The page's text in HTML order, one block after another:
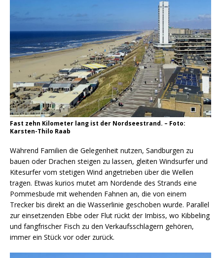
Fast zehn Kilometer lang ist der Nordseestrand. – Foto:
Karsten-Thilo Raab
Während Familien die Gelegenheit nutzen, Sandburgen zu
bauen oder Drachen steigen zu lassen, gleiten Windsurfer und
Kitesurfer vom stetigen Wind angetrieben über die Wellen
tragen. Etwas kurios mutet am Nordende des Strands eine
Pommesbude mit wehenden Fahnen an, die von einem
Trecker bis direkt an die Wasserlinie geschoben wurde. Parallel
zur einsetzenden Ebbe oder Flut rückt der Imbiss, wo Kibbeling
und fangfrischer Fisch zu den Verkaufsschlagern gehören,
immer ein Stück vor oder zurück.